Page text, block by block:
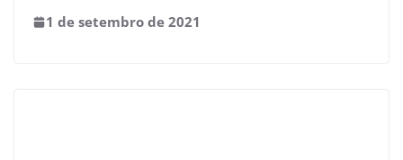
1 de setembro de 2021